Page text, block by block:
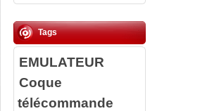
Tags
EMULATEUR
Coque
télécommande